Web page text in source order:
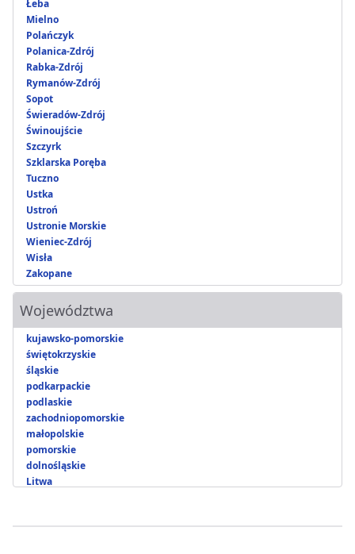
Łeba
Mielno
Polańczyk
Polanica-Zdrój
Rabka-Zdrój
Rymanów-Zdrój
Sopot
Świeradów-Zdrój
Świnoujście
Szczyrk
Szklarska Poręba
Tuczno
Ustka
Ustroń
Ustronie Morskie
Wieniec-Zdrój
Wisła
Zakopane
Województwa
kujawsko-pomorskie
świętokrzyskie
śląskie
podkarpackie
podlaskie
zachodniopomorskie
małopolskie
pomorskie
dolnośląskie
Litwa